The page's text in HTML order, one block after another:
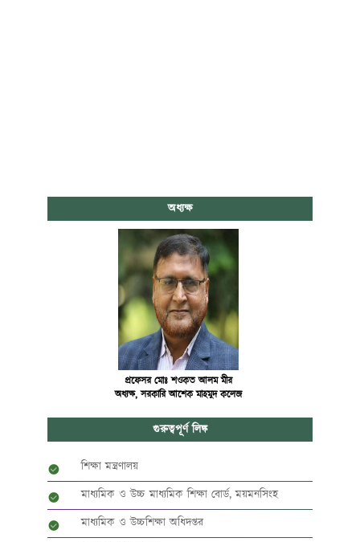
অধ্যক্ষ
প্রফেসর মোঃ শওকত আলম মীর
অধ্যক্ষ, সরকারি আশেক মাহমুদ কলেজ
গুরুত্বপূর্ণ লিঙ্ক
শিক্ষা মন্ত্রণালয়
মাধ্যমিক ও উচ্চ মাধ্যমিক শিক্ষা বোর্ড, ময়মনসিংহ
মাধ্যমিক ও উচ্চশিক্ষা অধিদপ্তর